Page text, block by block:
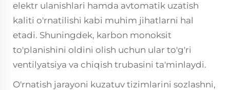
elektr ulanishlari hamda avtomatik uzatish
kaliti o'rnatilishi kabi muhim jihatlarni hal
etadi. Shuningdek, karbon monoksit
to'planishini oldini olish uchun ular to'g'ri
ventilyatsiya va chiqish trubasini ta'minlaydi.
O'rnatish jarayoni kuzatuv tizimlarini sozlashni,